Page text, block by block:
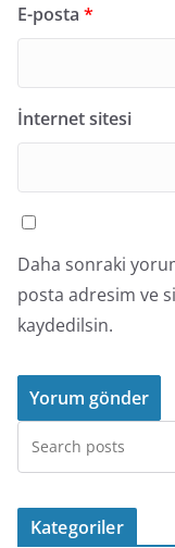
E-posta *
İnternet sitesi
Daha sonraki
posta adresim ve
kaydedilsin.
Kategoriler